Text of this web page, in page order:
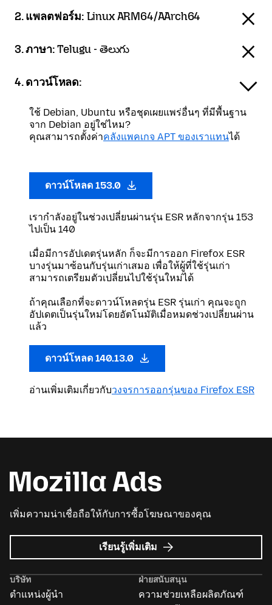
2. แพลตฟอร์ม: Linux ARM64/AArch64
3. ภาษา:Telugu - తెలుగు
4. ดาวน์โหลด:
ใช้ Debian, Ubuntu หรือชุดเผยแพร่อื่นๆ ที่มีพื้นฐาน
จาก Debian อยู่ใช่ไหม?
คุณสามารถตั้งค่าคลังแพคเกจ APT ของเราแทนได้
ดาวน์โหลด 153.0
เรากำลังอยู่ในช่วงเปลี่ยนผ่านรุ่น ESR หลักจากรุ่น 153
ไปเป็น 140
เมื่อมีการอัปเดตรุ่นหลัก ก็จะมีการออก Firefox ESR
บางรุ่นมาซ้อนกับรุ่นเก่าเสมอ เพื่อให้ผู้ที่ใช้รุ่นเก่า
สามารถเตรียมตัวเปลี่ยนไปใช้รุ่นใหม่ได้
ถ้าคุณเลือกที่จะดาวน์โหลดรุ่น ESR รุ่นเก่า คุณจะถูก
อัปเดตเป็นรุ่นใหม่โดยอัตโนมัติเมื่อหมดช่วงเปลี่ยนผ่าน
แล้ว
ดาวน์โหลด 140.13.0
อ่านเพิ่มเติมเกี่ยวกับวงจรการออกรุ่นของ Firefox ESR
เพิ่มความน่าเชื่อถือให้กับการซื้อโฆษณาของคุณ
เรียนรู้เพิ่มเติม เกี่ยว
กับ
Ads
บริษัท
ตำแหน่งผู้นำ
ฝ่ายสนับสนุน
ความช่วยเหลือผลิตภัณฑ์